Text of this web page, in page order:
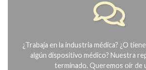
¿Trabaja en la industria médica? ¿O
algún dispositivo médico? Nuestra
terminado. Queremos oír de